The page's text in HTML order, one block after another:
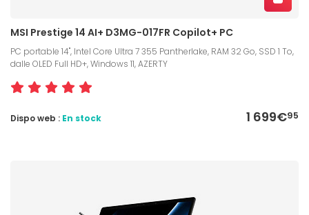
MSI Prestige 14 AI+ D3MG-017FR Copilot+ PC
PC portable 14", Intel Core Ultra 7 355 Pantherlake, RAM 32 Go, SSD 1 To,
dalle OLED Full HD+, Windows 11, AZERTY
1 699€95
Dispo web : En stock